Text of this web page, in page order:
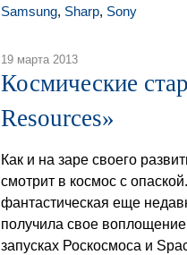
Samsung, Sharp, Sony
19 марта 2013
Космические
Resources»
Как и на заре своего
смотрит в космос с
фантастическая еще
получила свое
запусках Роскосмоса и